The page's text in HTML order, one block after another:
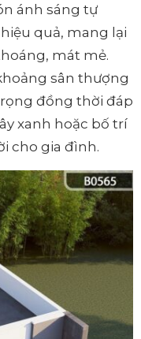
ánh sáng tự
quả, mang lại
mát mẻ.
sân thượng
đồng thời đáp
xanh hoặc bố trí
cho gia đình.